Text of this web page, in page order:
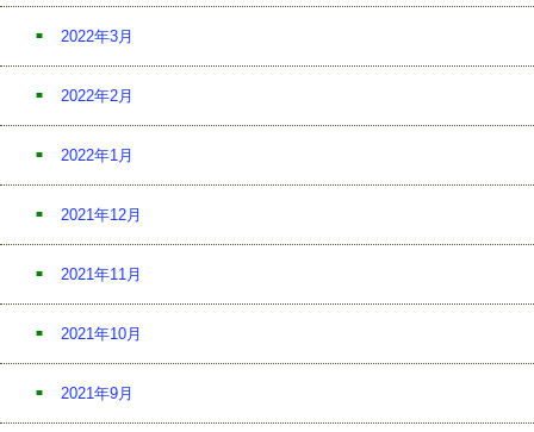
2022年3月
2022年2月
2022年1月
2021年12月
2021年11月
2021年10月
2021年9月